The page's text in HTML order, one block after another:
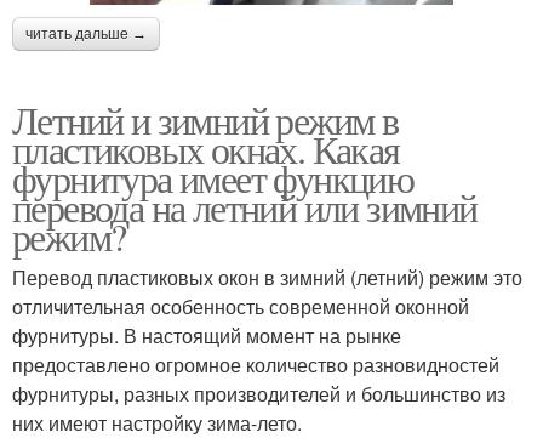
читать дальше →
Летний и зимний режим в
пластиковых окнах. Какая
фурнитура имеет функцию
перевода на летний или зимний
режим?
Перевод пластиковых окон в зимний (летний) режим это
отличительная особенность современной оконной
фурнитуры. В настоящий момент на рынке
предоставлено огромное количество разновидностей
фурнитуры, разных производителей и большинство из
них имеют настройку зима-лето.